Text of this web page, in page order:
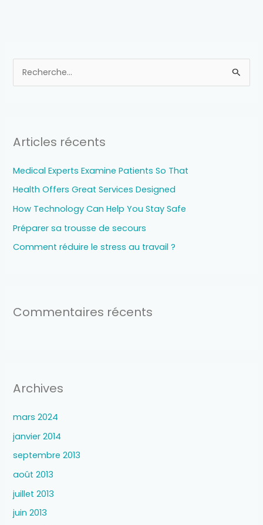
e
c
h
e
r
Articles récents
Medical Experts Examine Patients So That
Health Offers Great Services Designed
How Technology Can Help You Stay Safe
Préparer sa trousse de secours
Comment réduire le stress au travail ?
Commentaires récents
Archives
mars 2024
janvier 2014
septembre 2013
août 2013
juillet 2013
juin 2013